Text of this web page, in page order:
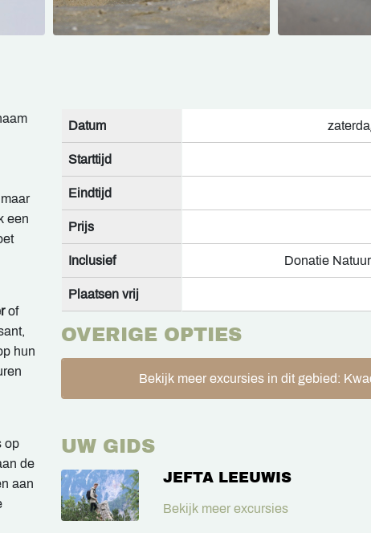
een
of
hun
op
de
aan
Datum
Starttijd
Eindtijd
Prijs
Inclusief Donatie
Plaatsen vrij
OVERIGE OPTIES
Bekijk meer excursies in dit gebied:
UW GIDS
JEFTA LEEUWIS
Bekijk meer excursies